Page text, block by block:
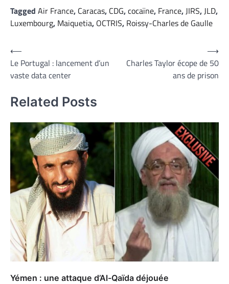
Tagged Air France, Caracas, CDG,cocaïne, France, JIRS, JLD,
Luxembourg, Maiquetia, OCTRIS, Roissy-Charles de Gaulle
Navigation
de
l’article
⟵
Le Portugal : lancement d’un
vaste data center
Charles Taylor écope de 50
ans de prison
⟶
Related Posts
Yémen : une attaque d’Al-Qaïda déjouée